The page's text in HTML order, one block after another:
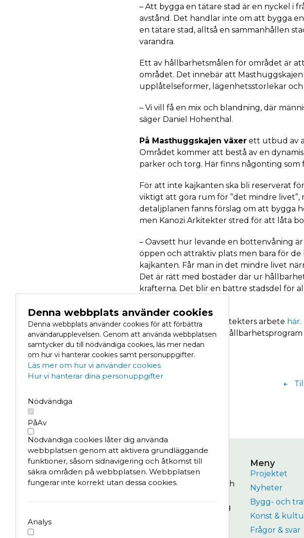
Denna webbplats använder cookies
Denna webbplats använder cookies för att förbättra
användarupplevelsen. Genom att använda webbplatsen
samtycker du till nödvändiga cookies, läs mer nedan
om hur vi hanterar cookies samt personuppgifter.
Läs mer om hur vi använder cookies
Hur vi hanterar dina personuppgifter
Nödvändiga
PåAv
Nödvändiga cookies låter dig använda
webbplatsen genom att aktivera grundläggande
funktioner, såsom sidnavigering och åtkomst till
säkra områden på webbplatsen. Webbplatsen
fungerar inte korrekt utan dessa cookies.
Analys
– Att bygga en tätare stad är en nyckel i
avstånd. Det handlar inte om att bygga
en tätare stad, alltså en sammanhållen
varandra.
Ett av hållbarhetsmålen för området är
området. Det innebär att
upplåtelseformer, lägenhetsstorlekar och
– Vi vill få en mix och blandning, där
säger Daniel Hohenthal.
På Masthuggskajen växer ett utbud av
Området kommer att bestå av en
parker och torg. Här finns någonting som
För att inte kajkanten ska bli reserverat
viktigt att göra rum för ”det mindre
detaljplanen fanns förslag om att bygga
men Kanozi Arkitekter stred för att låta
– Oavsett hur levande en bottenvåning
öppen och attraktiv plats men bara för de
kajkanten. Får man in det mindre livet
Det är rätt med bostäder där ur
krafterna. Det blir en bättre stadsdel för
Länkar:
Läs mer om Kanozi Arkitekters arbete här.
Läs Masthuggskajens hållbarhetsprogram
Om
masthuggskajen.se
Masthuggskajen.se är en sajt som delar nyheter och
Sajten drivs av bland andra Älvstranden Utveckling
som är en del av Göteborgs Stad.
Meny
Projektet
Nyheter
Bygg- och
Konst &
Frågor & svar